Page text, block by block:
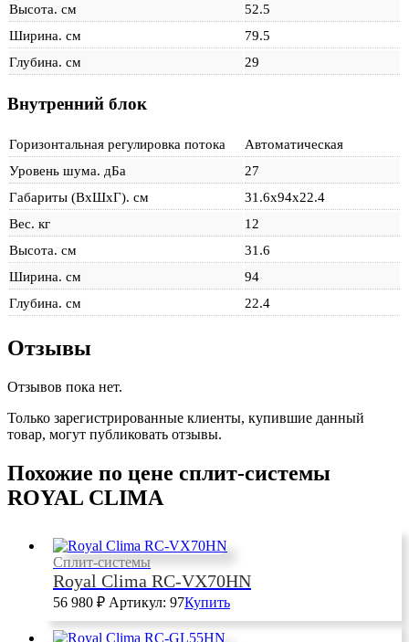
Высота. см
52.5
Ширина. см
79.5
Глубина. см
29
Внутренний блок
Горизонтальная регулировка потока
Автоматическая
Уровень шума. дБа
27
Габариты (ВхШхГ). см
31.6х94х22.4
Вес. кг
12
Высота. см
31.6
Ширина. см
94
Глубина. см
22.4
Отзывы
Отзывов пока нет.
Только зарегистрированные клиенты, купившие данный
товар, могут публиковать отзывы.
Похожие по цене сплит-системы
ROYAL CLIMA
Сплит-системы
Royal Clima RC-VX70HN
56 980 ₽ Артикул: 97Купить